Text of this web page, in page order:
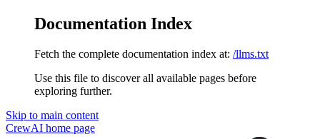
Documentation Index
Fetch the complete documentation index at: /llms.txt
Use this file to discover all available pages before
exploring further.
Skip to main content
CrewAI home page